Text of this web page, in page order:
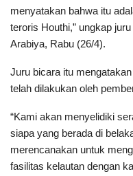
menyatakan bahwa itu
teroris Houthi,” ungkap
Arabiya, Rabu (26/4).
Juru bicara itu
telah dilakukan oleh
“Kami akan menyelidiki
siapa yang berada di
merencanakan untuk
fasilitas kelautan dengan